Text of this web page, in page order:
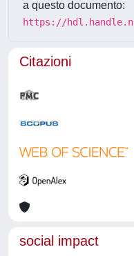
a questo documento:
https://
Citazioni
social impact